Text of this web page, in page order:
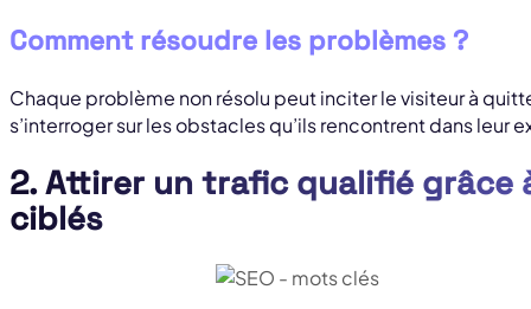
Comment résoudre les problèmes ?
Chaque problème non résolu peut inciter le visiteur à
s’interroger sur les obstacles qu’ils rencontrent dans leur
2. Attirer un trafic qualifié grâce
ciblés